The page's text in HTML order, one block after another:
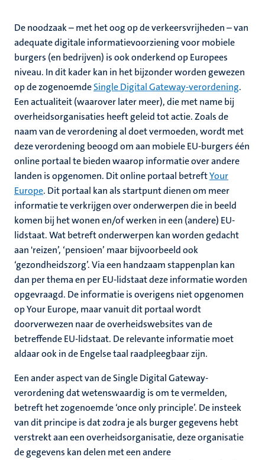
De noodzaak – met het oog op de verkeersvrijheden – van
adequate digitale informatievoorziening voor mobiele
burgers (en bedrijven) is ook onderkend op Europees
niveau. In dit kader kan in het bijzonder worden gewezen
op de zogenoemdeSingle Digital Gateway-verordening.
Een actualiteit (waarover later meer), die met name bij
overheidsorganisaties heeft geleid tot actie. Zoals de
naam van de verordening al doet vermoeden, wordt met
deze verordening beoogd om aan mobiele EU-burgers één
online portaal te bieden waarop informatie over andere
landen is opgenomen. Dit online portaal betreftYour
Europe. Dit portaal kan als startpunt dienen om meer
informatie te verkrijgen over onderwerpen die in beeld
komen bij het wonen en/of werken in een (andere) EU-
lidstaat. Wat betreft onderwerpen kan worden gedacht
aan 'reizen’, ‘pensioen’ maar bijvoorbeeld ook
‘gezondheidszorg’. Via een handzaam stappenplan kan
dan per thema en per EU-lidstaat deze informatie worden
opgevraagd. De informatie is overigens niet opgenomen
op Your Europe, maar vanuit dit portaal wordt
doorverwezen naar de overheidswebsites van de
betreffende EU-lidstaat. De relevante informatie moet
aldaar ook in de Engelse taal raadpleegbaar zijn.
Een ander aspect van de Single Digital Gateway-
verordening dat wetenswaardig is om te vermelden,
betreft het zogenoemde ‘once only principle’. De insteek
van dit principe is dat zodra je als burger gegevens hebt
verstrekt aan een overheidsorganisatie, deze organisatie
de gegevens kan delen met een andere